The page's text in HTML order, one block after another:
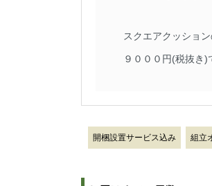
スクエアクッショ
９０００円(税抜き)
開梱設置サービス込み 組立